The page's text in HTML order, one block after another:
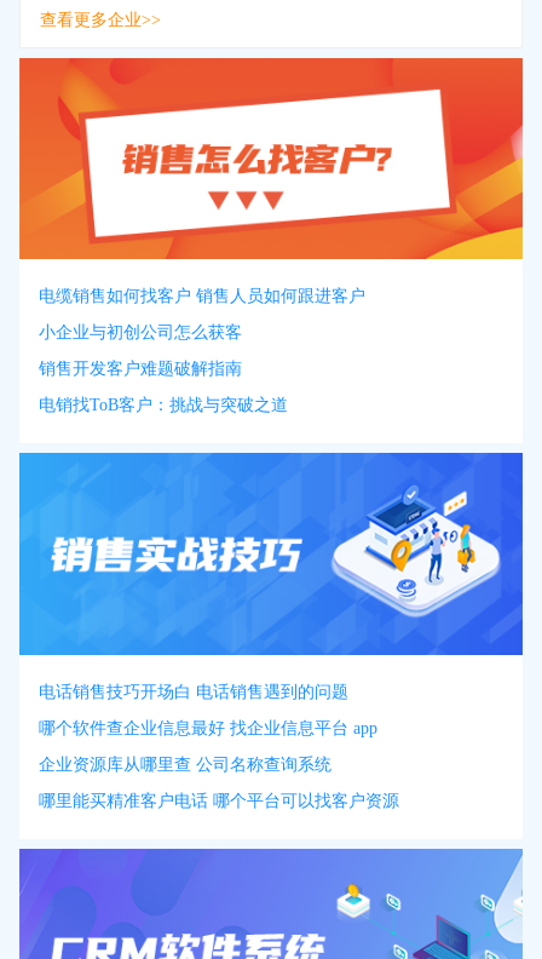
查看更多企业>>
电缆销售如何找客户 销售人员如何跟进客户
小企业与初创公司怎么获客
销售开发客户难题破解指南
电销找ToB客户：挑战与突破之道
电话销售技巧开场白 电话销售遇到的问题
哪个软件查企业信息最好 找企业信息平台 app
企业资源库从哪里查 公司名称查询系统
哪里能买精准客户电话 哪个平台可以找客户资源